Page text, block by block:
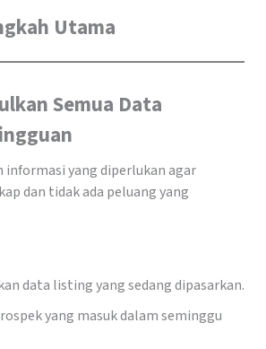
Utama
Semua Data
informasi yang diperlukan agar
dan tidak ada peluang yang
data listing yang sedang dipasarkan.
yang masuk dalam seminggu